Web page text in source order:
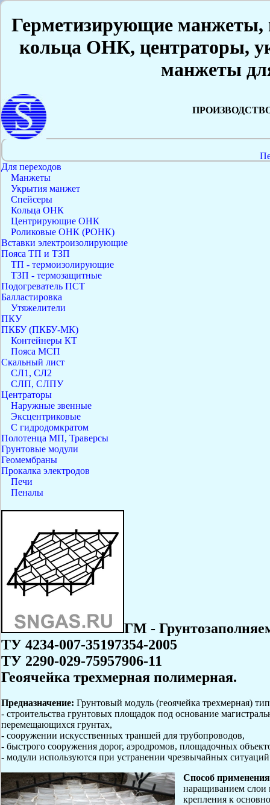
Герметизирующие манжеты,
кольца ОНК, центраторы,
манжеты
Для переходов
Манжеты
Укрытия манжет
Спейсеры
Кольца ОНК
Центрирующие ОНК
Роликовые ОНК (РОНК)
Вставки электроизолирующие
Пояса ТП и ТЗП
ТП - термоизолирующие
ТЗП - термозащитные
Подогреватель ПСТ
Балластировка
Утяжелители
ПКУ
ПКБУ (ПКБУ-МК)
Контейнеры КТ
Пояса МСП
Скальный лист
СЛ1, СЛ2
СЛП, СЛПУ
Центраторы
Наружные звенные
Эксцентриковые
С гидродомкратом
Полотенца МП, Траверсы
Грунтовые модули
Геомембраны
Прокалка электродов
Печи
Пеналы
ГМ -
ТУ 4234-007-35197354-2005
ТУ 2290-029-75957906-11
Геоячейка трехмерная полимерная.
Предназначение: Грунтовый модуль (геоячейка трехмерная)
- строительства грунтовых площадок под основание
перемещающихся грунтах,
- сооружении искусственных траншей для трубопроводов,
- быстрого сооружения дорог, аэродромов, площадочных
- модули используются при устранении чрезвычайных
Способ
наращиванием слои
крепления к